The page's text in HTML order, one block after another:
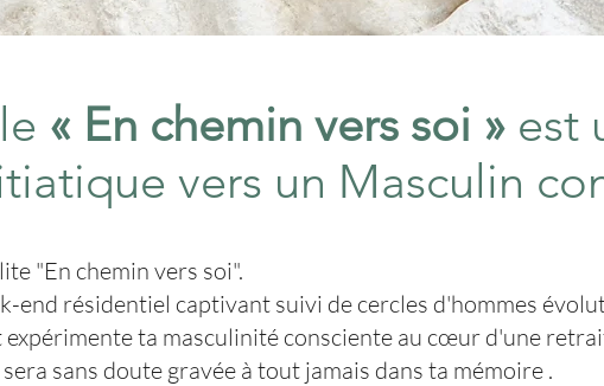
« En chemin vers soi »est
vers un Masculin
"En chemin vers soi".
end résidentiel captivant suivi de cercles d'hommes
expérimente ta masculinité consciente au cœur d'une
sans doute gravée à tout jamais dans ta mémoire .